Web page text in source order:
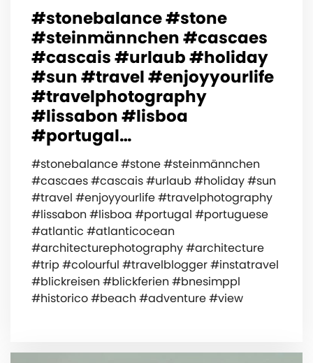
#stonebalance #stone
#steinmännchen #cascaes
#cascais #urlaub #holiday
#sun #travel #enjoyyourlife
#travelphotography
#lissabon #lisboa
#portugal…
#stonebalance #stone #steinmännchen
#cascaes #cascais #urlaub #holiday #sun
#travel #enjoyyourlife #travelphotography
#lissabon #lisboa #portugal #portuguese
#atlantic #atlanticocean
#architecturephotography #architecture
#trip #colourful #travelblogger #instatravel
#blickreisen #blickferien #bnesimppl
#historico #beach #adventure #view